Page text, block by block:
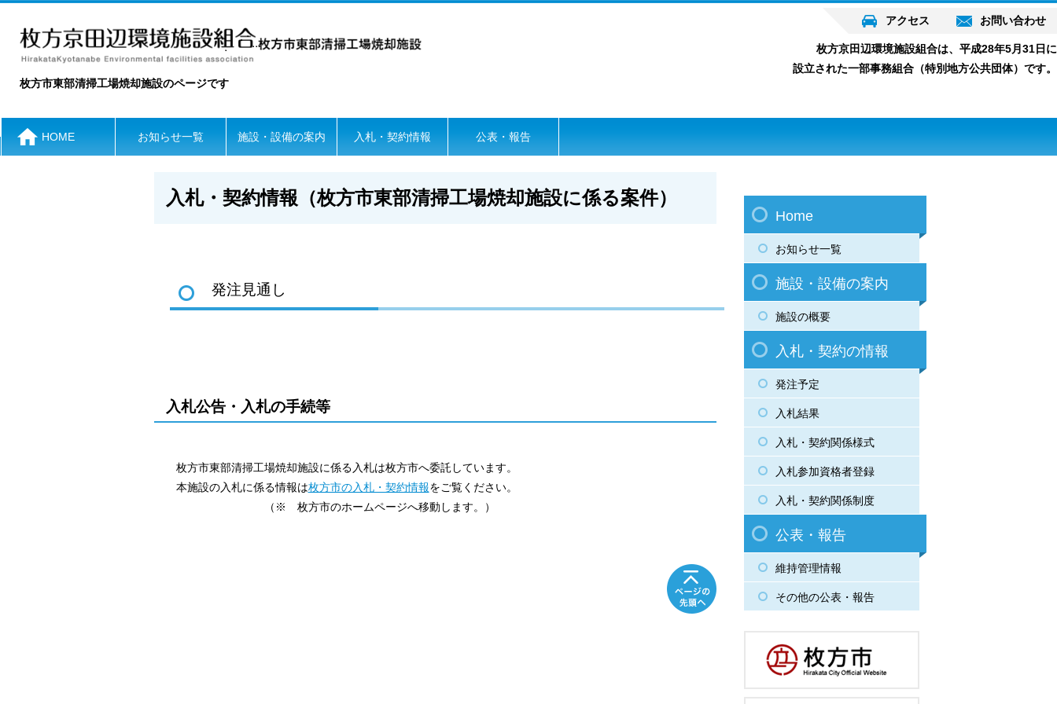
枚方市東部清掃工場焼却施設のページです
アクセス お問い合わせ
枚方京田辺環境施設組合は、平成28年5月31日に
設立された一部事務組合（特別地方公共団体）です。
HOME お知らせ一覧 施設・設備の案内 入札・契約情報 公表・報告
入札・契約情報（枚方市東部清掃工場焼却施設に係る案件）
発注見通し
入札公告・入札の手続等
枚方市東部清掃工場焼却施設に係る入札は枚方市へ委託しています。
本施設の入札に係る情報は枚方市の入札・契約情報をご覧ください。
（※ 枚方市のホームページへ移動します。）
Home
お知らせ一覧
施設・設備の案内
施設の概要
入札・契約の情報
発注予定
入札結果
入札・契約関係様式
入札参加資格者登録
入札・契約関係制度
公表・報告
維持管理情報
その他の公表・報告